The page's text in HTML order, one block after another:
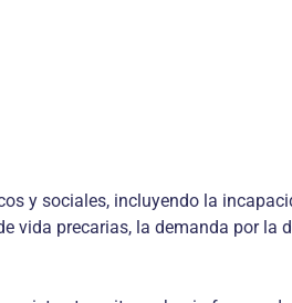
y sociales, incluyendo la
precarias, la demanda por la